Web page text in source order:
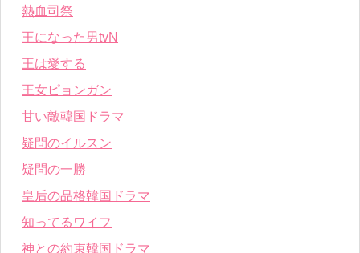
熱血司祭
王になった男tvN
王は愛する
王女ピョンガン
甘い敵韓国ドラマ
疑問のイルスン
疑問の一勝
皇后の品格韓国ドラマ
知ってるワイフ
神との約束韓国ドラマ